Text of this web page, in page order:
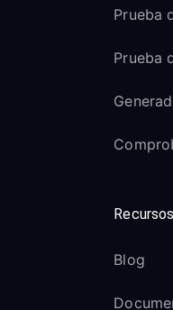
Prueba
Prueba
Recursos
Blog